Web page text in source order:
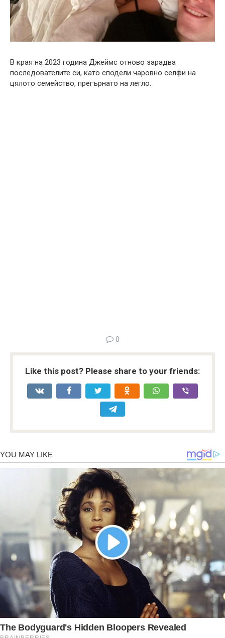
В края на 2023 година Джеймс отново зарадва
последователите си, като сподели чаровно селфи на
цялото семейство, прегърнато на легло.
0
Like this post? Please share to your friends: